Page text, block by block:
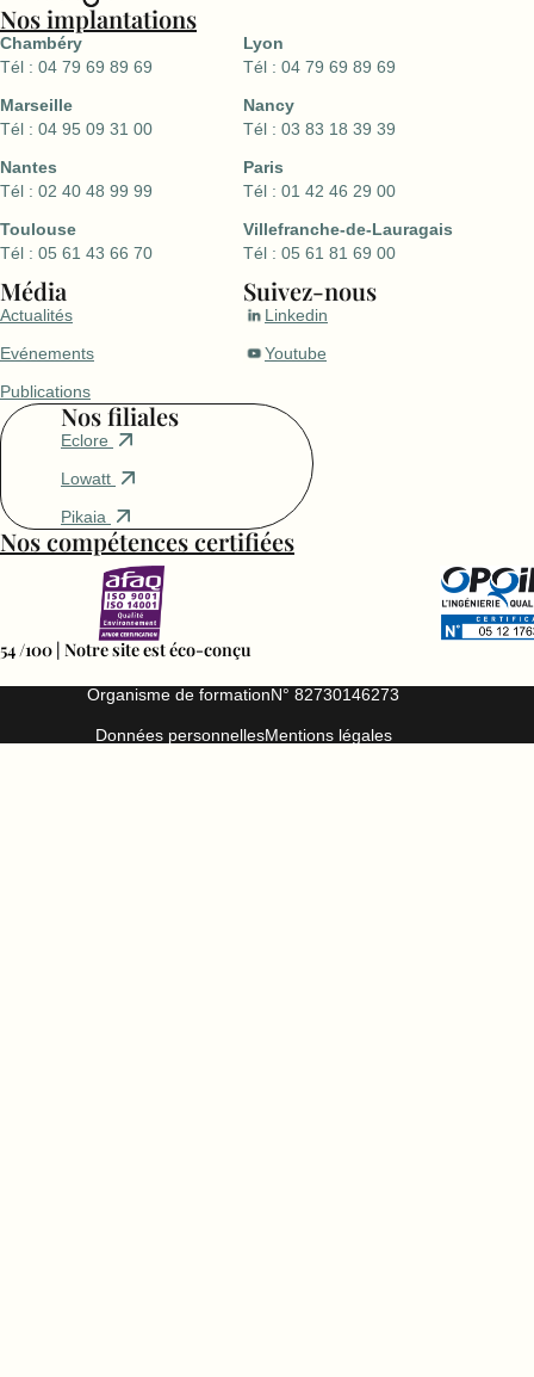
Nos implantations
Chambéry
Tél : 04 79 69 89 69
Lyon
Tél : 04 79 69 89 69
Marseille
Tél : 04 95 09 31 00
Nancy
Tél : 03 83 18 39 39
Nantes
Tél : 02 40 48 99 99
Paris
Tél : 01 42 46 29 00
Toulouse
Tél : 05 61 43 66 70
Villefranche-de-Lauragais
Tél : 05 61 81 69 00
Média
Actualités
Evénements
Publications
Suivez-nous
Linkedin
Youtube
Nos filiales
Eclore
Lowatt
Pikaia
Nos compétences certifiées
54 /100 | Notre site est éco-conçu
Organisme de formationN° 82730146273
Données personnellesMentions légales